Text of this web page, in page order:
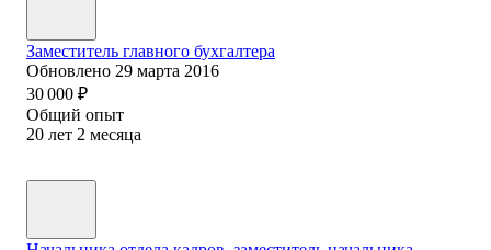
Заместитель главного бухгалтера
Обновлено 29 марта 2016
30 000 ₽
Общий опыт
20 лет 2 месяца